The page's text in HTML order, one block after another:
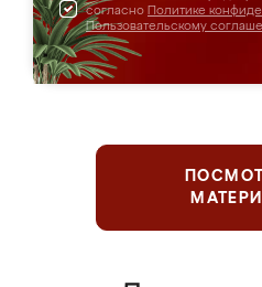
согласно Политике
Пользовательскому